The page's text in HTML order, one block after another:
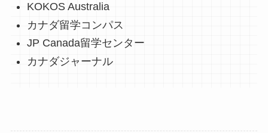
KOKOS Australia
カナダ留学コンパス
JP Canada留学センター
カナダジャーナル